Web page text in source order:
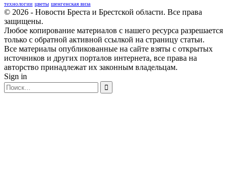
технологии цветы шенгенская виза
© 2026 - Новости Бреста и Брестской области. Все права
защищены.
Любое копирование материалов с нашего ресурса разрешается
только с обратной активной ссылкой на страницу статьи.
Все материалы опубликованные на сайте взяты с открытых
источников и других порталов интернета, все права на
авторство принадлежат их законным владельцам.
Sign in